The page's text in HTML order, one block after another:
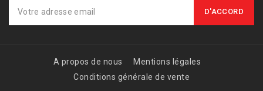
A propos de nous
Mentions légales
Conditions générale de vente